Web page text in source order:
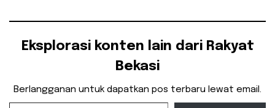
Eksplorasi konten lain dari Rakyat
Bekasi
Berlangganan untuk dapatkan pos terbaru lewat email.
Ketikkan email Anda...